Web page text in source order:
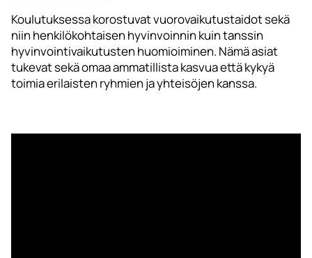
Koulutuksessa korostuvat vuorovaikutustaidot sekä
niin henkilökohtaisen hyvinvoinnin kuin tanssin
hyvinvointivaikutusten huomioiminen. Nämä asiat
tukevat sekä omaa ammatillista kasvua että kykyä
toimia erilaisten ryhmien ja yhteisöjen kanssa.